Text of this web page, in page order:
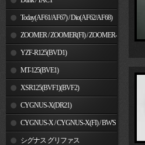
Today(AF61/AF67) / Dio(AF62/AF68)
ZOOMER / ZOOMER(FI) / ZOOMER-
YZF-R125(BVD1)
MT-125(BVE1)
XSR125(BVF1)(BVF2)
CYGNUS-X(DR21)
CYGNUS-X / CYGNUS-X(FI) / BW'S
125 シグナス グリファス